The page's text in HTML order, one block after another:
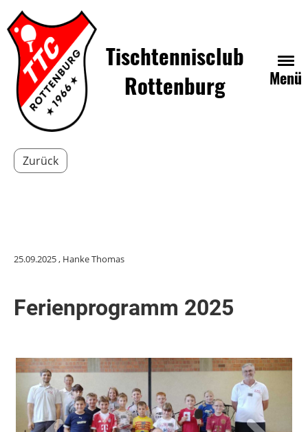
Menü
Tischtennisclub
Rottenburg
Zurück
25.09.2025, Hanke Thomas
Ferienprogramm 2025